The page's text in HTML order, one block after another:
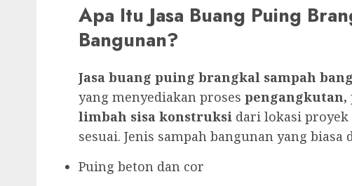
Apa Itu Jasa Buang Puing
Bangunan?
Jasa buang puing brangkal sampah
yang menyediakan proses pengangkutan,
limbah sisa konstruksi dari lokasi proyek
sesuai. Jenis sampah bangunan yang
Puing beton dan cor